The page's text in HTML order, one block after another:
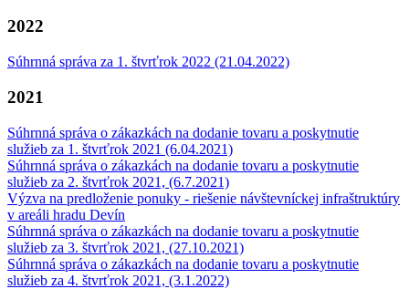
2022
Súhrnná správa za 1. štvrťrok 2022 (21.04.2022)
2021
Súhrnná správa o zákazkách na dodanie tovaru a poskytnutie
služieb za 1. štvrťrok 2021 (6.04.2021)
Súhrnná správa o zákazkách na dodanie tovaru a poskytnutie
služieb za 2. štvrťrok 2021, (6.7.2021)
Výzva na predloženie ponuky - riešenie návštevníckej infraštruktúry
v areáli hradu Devín
Súhrnná správa o zákazkách na dodanie tovaru a poskytnutie
služieb za 3. štvrťrok 2021, (27.10.2021)
Súhrnná správa o zákazkách na dodanie tovaru a poskytnutie
služieb za 4. štvrťrok 2021, (3.1.2022)